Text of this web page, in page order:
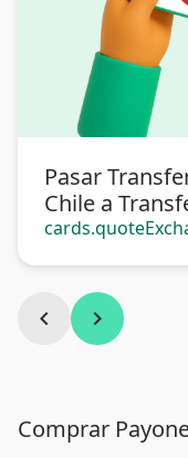
Pasar
Chile a
Argentina
chevron_left chevron_right
Comprar